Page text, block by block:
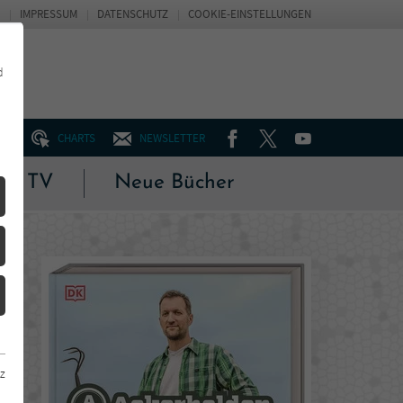
CHARTS NEWSLETTER FACEBOOKTWITTERYOUTUBE
& TV Neue Bücher
IMPRESSUM DATENSCHUTZ COOKIE-EINSTELLUNGEN